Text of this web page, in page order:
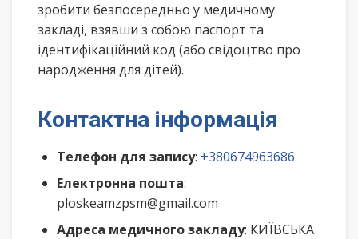
зробити безпосередньо у медичному
закладі, взявши з собою паспорт та
ідентифікаційний код (або свідоцтво про
народження для дітей).
Контактна інформація
Телефон для запису: +380674963686
Електронна пошта:
ploskeamzpsm@gmail.com
Адреса медичного закладу: КИЇВСЬКА